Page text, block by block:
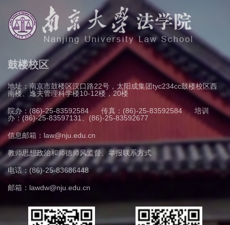
鼓楼校区
地址：南京市鼓楼区汉口路22号，太阳成集团tyc234cc鼓楼校区西
南楼、逸夫管理科学楼10-12楼，20楼
院办：(86)-25-83592584 传真：(86)-25-83592584
培训
办：(86)-25-83597131、(86)-25-83592677
信息邮箱：law@nju.edu.cn
教师思想政治和师德师风监督、举报联系方式
电话：(86)-25-83686448
邮箱：lawdw@nju.edu.cn